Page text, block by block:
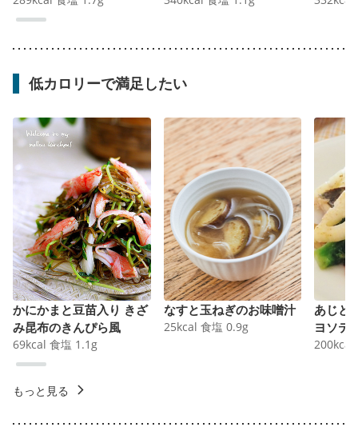
低カロリーで満足したい
かにかまと豆苗入り きざ
み昆布のきんぴら風
69kcal 食塩 1.1 g
なすと玉ねぎのお味噌汁
25kcal 食塩 0.9g
あじと
ヨソテ
200kcal
もっと見る